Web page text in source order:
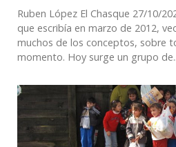
Ruben López El Chasque 27/10/
que escribía en marzo de 2012,
muchos de los conceptos, sobre
momento. Hoy surge un grupo